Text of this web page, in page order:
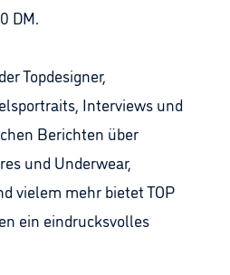
DM.
Topdesigner,
Interviews und
Berichten über
und Underwear,
vielem mehr bietet TOP
ein eindrucksvolles